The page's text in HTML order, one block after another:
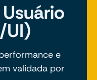
UI)
e
validada por